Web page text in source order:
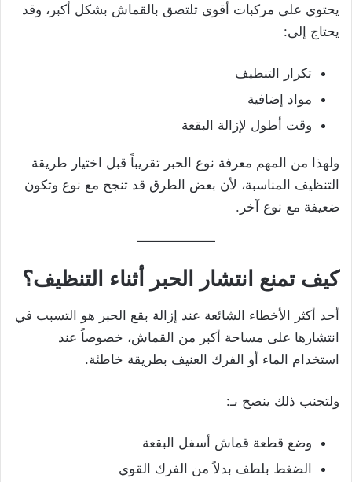
يحتوي على مركبات أقوى تلتصق بالقماش بشكل أكبر، وقد
يحتاج إلى:
تكرار التنظيف
مواد إضافية
وقت أطول لإزالة البقعة
ولهذا من المهم معرفة نوع الحبر تقريباً قبل اختيار طريقة
التنظيف المناسبة، لأن بعض الطرق قد تنجح مع نوع وتكون
ضعيفة مع نوع آخر.
كيف تمنع انتشار الحبر أثناء التنظيف؟
أحد أكثر الأخطاء الشائعة عند إزالة بقع الحبر هو التسبب في
انتشارها على مساحة أكبر من القماش، خصوصاً عند
استخدام الماء أو الفرك العنيف بطريقة خاطئة.
ولتجنب ذلك ينصح بـ:
وضع قطعة قماش أسفل البقعة
الضغط بلطف بدلاً من الفرك القوي